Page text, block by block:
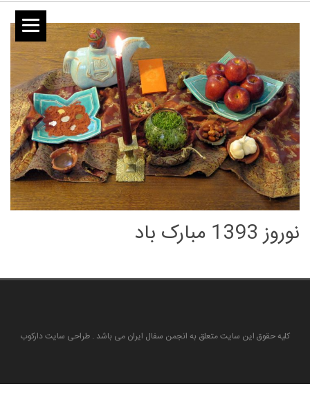
نوروز 1393 مبارک باد
کلیه حقوق این سایت متعلق به انجمن سفال ایران می باشد . طراحی سایت دارکوب